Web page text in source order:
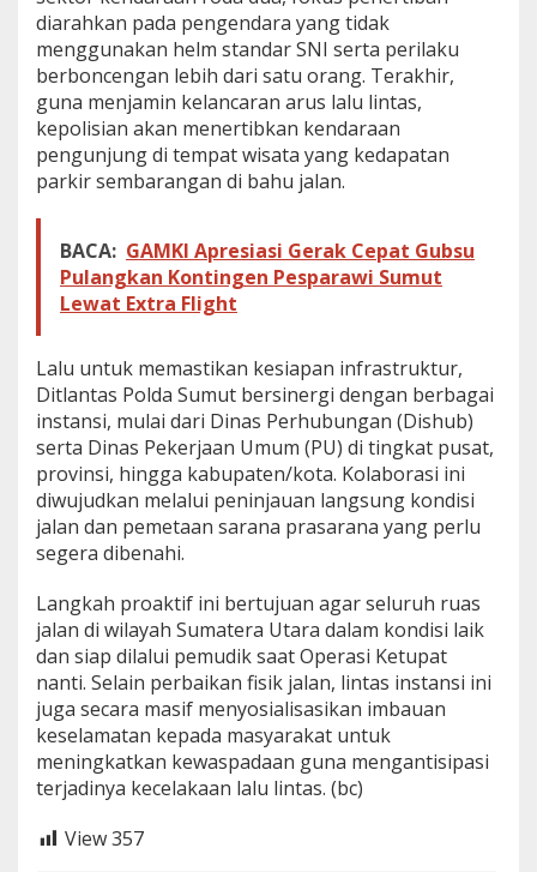
diarahkan pada pengendara yang tidak
menggunakan helm standar SNI serta perilaku
berboncengan lebih dari satu orang. Terakhir,
guna menjamin kelancaran arus lalu lintas,
kepolisian akan menertibkan kendaraan
pengunjung di tempat wisata yang kedapatan
parkir sembarangan di bahu jalan.
BACA: GAMKI Apresiasi Gerak Cepat Gubsu
Pulangkan Kontingen Pesparawi Sumut
Lewat Extra Flight
Lalu untuk memastikan kesiapan infrastruktur,
Ditlantas Polda Sumut bersinergi dengan berbagai
instansi, mulai dari Dinas Perhubungan (Dishub)
serta Dinas Pekerjaan Umum (PU) di tingkat pusat,
provinsi, hingga kabupaten/kota. Kolaborasi ini
diwujudkan melalui peninjauan langsung kondisi
jalan dan pemetaan sarana prasarana yang perlu
segera dibenahi.
Langkah proaktif ini bertujuan agar seluruh ruas
jalan di wilayah Sumatera Utara dalam kondisi laik
dan siap dilalui pemudik saat Operasi Ketupat
nanti. Selain perbaikan fisik jalan, lintas instansi ini
juga secara masif menyosialisasikan imbauan
keselamatan kepada masyarakat untuk
meningkatkan kewaspadaan guna mengantisipasi
terjadinya kecelakaan lalu lintas. (bc)
View357